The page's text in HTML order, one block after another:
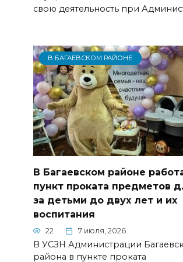
свою деятельность при
В БАГАЕВСКОМ РАЙОНЕ
В Багаевском районе
пункт проката предметов
за детьми до двух лет и их
воспитания
22 7 июля, 2026
В УСЗН Администрации
района в пункте проката